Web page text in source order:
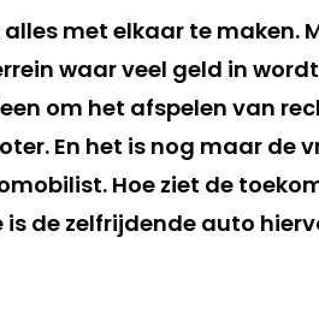
met elkaar te maken.
waar veel geld in wordt
om het afspelen van
En het is nog maar de
Hoe ziet de
de zelfrijdende auto